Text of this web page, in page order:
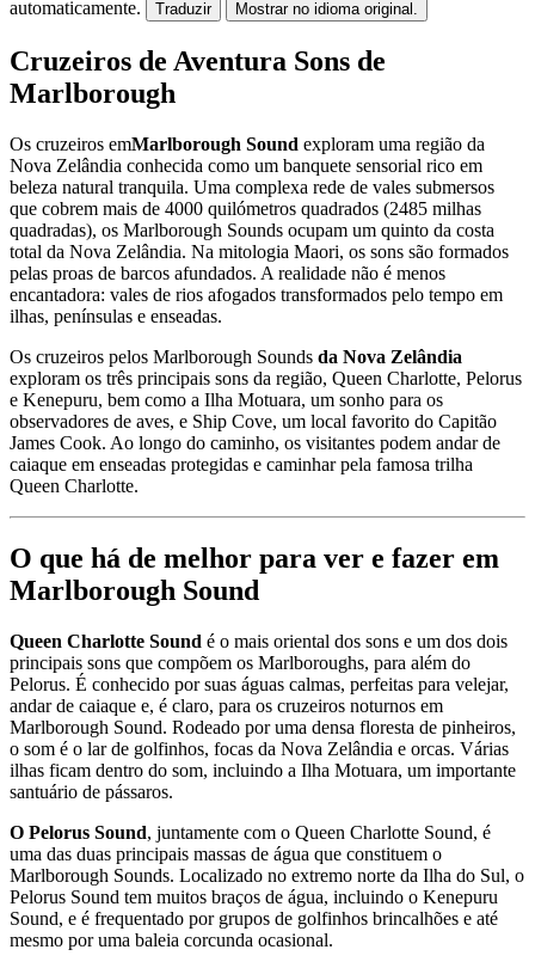
automaticamente.
Traduzir Mostrar no idioma original.
Cruzeiros de Aventura Sons de
Marlborough
Os cruzeiros emMarlborough Sound exploram uma região da
Nova Zelândia conhecida como um banquete sensorial rico em
beleza natural tranquila. Uma complexa rede de vales submersos
que cobrem mais de 4000 quilómetros quadrados (2485 milhas
quadradas), os Marlborough Sounds ocupam um quinto da costa
total da Nova Zelândia. Na mitologia Maori, os sons são formados
pelas proas de barcos afundados. A realidade não é menos
encantadora: vales de rios afogados transformados pelo tempo em
ilhas, penínsulas e enseadas.
Os cruzeiros pelos Marlborough Sounds da Nova Zelândia
exploram os três principais sons da região, Queen Charlotte, Pelorus
e Kenepuru, bem como a Ilha Motuara, um sonho para os
observadores de aves, e Ship Cove, um local favorito do Capitão
James Cook. Ao longo do caminho, os visitantes podem andar de
caiaque em enseadas protegidas e caminhar pela famosa trilha
Queen Charlotte.
O que há de melhor para ver e fazer em
Marlborough Sound
Queen Charlotte Sound é o mais oriental dos sons e um dos dois
principais sons que compõem os Marlboroughs, para além do
Pelorus. É conhecido por suas águas calmas, perfeitas para velejar,
andar de caiaque e, é claro, para os cruzeiros noturnos em
Marlborough Sound. Rodeado por uma densa floresta de pinheiros,
o som é o lar de golfinhos, focas da Nova Zelândia e orcas. Várias
ilhas ficam dentro do som, incluindo a Ilha Motuara, um importante
santuário de pássaros.
O Pelorus Sound, juntamente com o Queen Charlotte Sound, é
uma das duas principais massas de água que constituem o
Marlborough Sounds. Localizado no extremo norte da Ilha do Sul, o
Pelorus Sound tem muitos braços de água, incluindo o Kenepuru
Sound, e é frequentado por grupos de golfinhos brincalhões e até
mesmo por uma baleia corcunda ocasional.